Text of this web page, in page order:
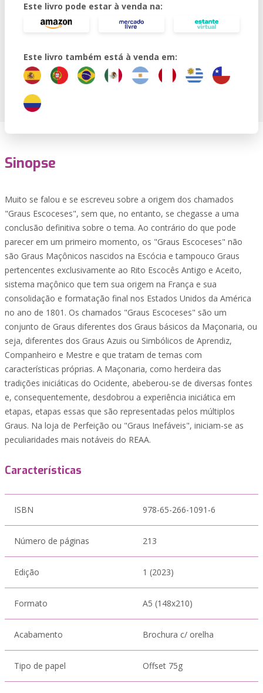
Este livro pode estar à venda na:
Este livro também está à venda em:
Sinopse
Muito se falou e se escreveu sobre a origem dos chamados
"Graus Escoceses", sem que, no entanto, se chegasse a uma
conclusão definitiva sobre o tema. Ao contrário do que pode
parecer em um primeiro momento, os "Graus Escoceses" não
são Graus Maçônicos nascidos na Escócia e tampouco Graus
pertencentes exclusivamente ao Rito Escocês Antigo e Aceito,
sistema maçônico que tem sua origem na França e sua
consolidação e formatação final nos Estados Unidos da América
no ano de 1801. Os chamados "Graus Escoceses" são um
conjunto de Graus diferentes dos Graus básicos da Maçonaria, ou
seja, diferentes dos Graus Azuis ou Simbólicos de Aprendiz,
Companheiro e Mestre e que tratam de temas com
características próprias. A Maçonaria, como herdeira das
tradições iniciáticas do Ocidente, abeberou-se de diversas fontes
e, consequentemente, desdobrou a experiência iniciática em
etapas, etapas essas que são representadas pelos múltiplos
Graus. Na loja de Perfeição ou "Graus Inefáveis", iniciam-se as
peculiaridades mais notáveis do REAA.
Características
ISBN 978-65-266-1091-6
Número de páginas 213
Edição 1 (2023)
Formato A5 (148x210)
Acabamento Brochura c/ orelha
Tipo de papel Offset 75g